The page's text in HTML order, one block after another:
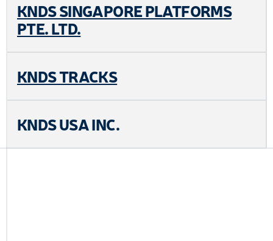
KNDS SINGAPORE PLATFORMS
PTE. LTD.
KNDS TRACKS
KNDS USA INC.